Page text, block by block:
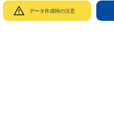
データ作成時の注意